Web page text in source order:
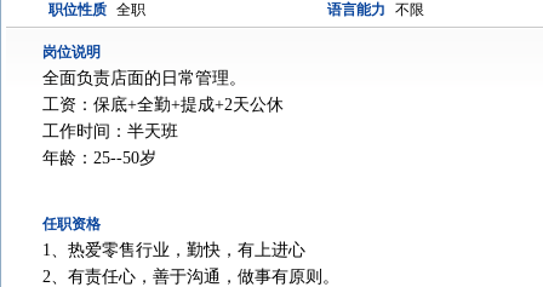
职位性质 全职 语言能力 不限
岗位说明
全面负责店面的日常管理。
工资：保底+全勤+提成+2天公休
工作时间：半天班
年龄：25--50岁
任职资格
1、热爱零售行业，勤快，有上进心
2、有责任心，善于沟通，做事有原则。